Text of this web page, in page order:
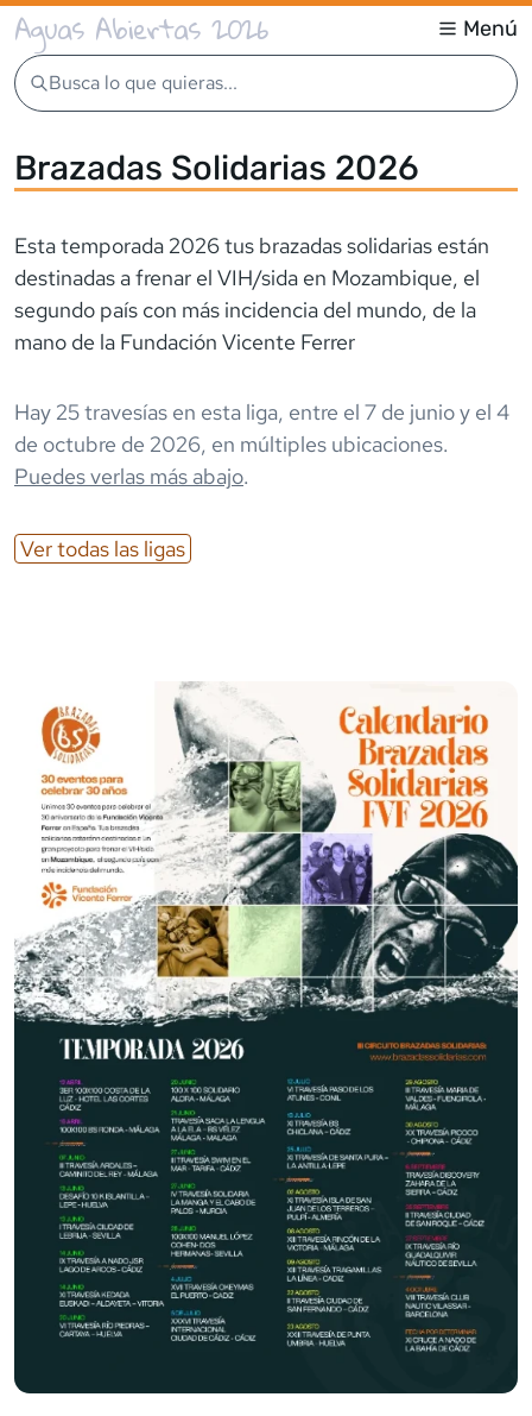
Aguas Abiertas 2026 Menú
Busca lo que quieras...
Brazadas Solidarias 2026
Esta temporada 2026 tus brazadas solidarias están
destinadas a frenar el VIH/sida en Mozambique, el
segundo país con más incidencia del mundo, de la
mano de la Fundación Vicente Ferrer
Hay 25travesías en esta liga, entre el 7 de junioy el 4
de octubre de 2026, en múltiples ubicaciones.
Puedes verlas más abajo.
Ver todas las ligas